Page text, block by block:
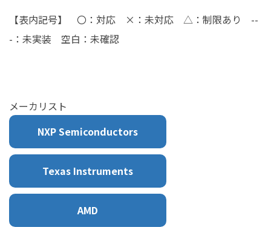
【表内記号】 〇：対応 ×：未対応 △：制限あり --
-：未実装 空白：未確認
メーカリスト
NXP Semiconductors
Texas Instruments
AMD